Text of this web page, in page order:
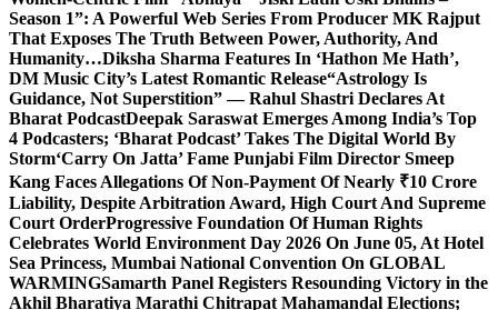
Season 1”: A Powerful Web Series From Producer MK Rajput
That Exposes The Truth Between Power, Authority, And
Humanity…Diksha Sharma Features In ‘Hathon Me Hath’,
DM Music City’s Latest Romantic Release“Astrology Is
Guidance, Not Superstition” — Rahul Shastri Declares At
Bharat PodcastDeepak Saraswat Emerges Among India’s Top
4 Podcasters; ‘Bharat Podcast’ Takes The Digital World By
Storm‘Carry On Jatta’ Fame Punjabi Film Director Smeep
Kang Faces Allegations Of Non-Payment Of Nearly ₹10 Crore
Liability, Despite Arbitration Award, High Court And Supreme
Court OrderProgressive Foundation Of Human Rights
Celebrates World Environment Day 2026 On June 05, At Hotel
Sea Princess, Mumbai National Convention On GLOBAL
WARMINGSamarth Panel Registers Resounding Victory in the
Akhil Bharatiya Marathi Chitrapat Mahamandal Elections;